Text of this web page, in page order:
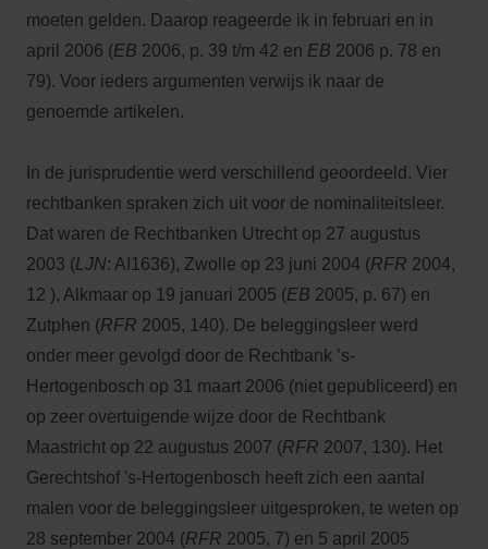
moeten gelden. Daarop reageerde ik in februari en in
april 2006 (EB 2006, p. 39 t/m 42 en EB 2006 p. 78 en
79). Voor ieders argumenten verwijs ik naar de
genoemde artikelen.
In de jurisprudentie werd verschillend geoordeeld. Vier
rechtbanken spraken zich uit voor de nominaliteitsleer.
Dat waren de Rechtbanken Utrecht op 27 augustus
2003 (LJN: AI1636), Zwolle op 23 juni 2004 (RFR 2004,
12 ), Alkmaar op 19 januari 2005 (EB 2005, p. 67) en
Zutphen (RFR 2005, 140). De beleggingsleer werd
onder meer gevolgd door de Rechtbank ’s-
Hertogenbosch op 31 maart 2006 (niet gepubliceerd) en
op zeer overtuigende wijze door de Rechtbank
Maastricht op 22 augustus 2007 (RFR 2007, 130). Het
Gerechtshof 's-Hertogenbosch heeft zich een aantal
malen voor de beleggingsleer uitgesproken, te weten op
28 september 2004 (RFR 2005, 7) en 5 april 2005